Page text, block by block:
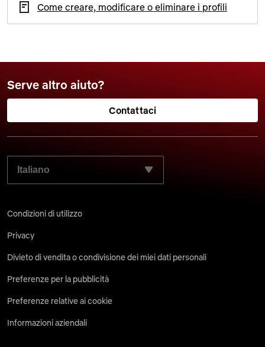
Come creare, modificare o eliminare i profili
Serve altro aiuto?
Contattaci
SELEZIONA LA LINGUA PREFERITA:
Condizioni di utilizzo
Privacy
Divieto di vendita o condivisione dei miei dati personali
Preferenze per la pubblicità
Preferenze relative ai cookie
Informazioni aziendali